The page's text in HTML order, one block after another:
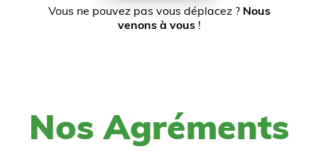
Vous ne pouvez pas vous déplacez ? Nous
venons à vous!
Nos Agréments